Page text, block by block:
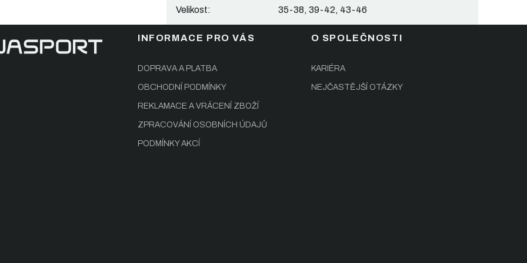
Velikost: 35-38, 39-42, 43-46
INFORMACE PRO VÁS
DOPRAVA A PLATBA
OBCHODNÍ PODMÍNKY
REKLAMACE A VRÁCENÍ ZBOŽÍ
ZPRACOVÁNÍ OSOBNÍCH ÚDAJŮ
PODMÍNKY AKCÍ
O SPOLEČNOSTI
KARIÉRA
NEJČASTĚJŠÍ OTÁZKY